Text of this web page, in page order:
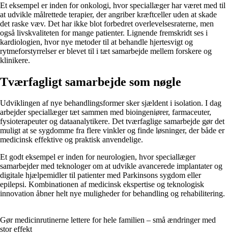
Et eksempel er inden for onkologi, hvor speciallæger har været med til
at udvikle målrettede terapier, der angriber kræftceller uden at skade
det raske væv. Det har ikke blot forbedret overlevelsesraterne, men
også livskvaliteten for mange patienter. Lignende fremskridt ses i
kardiologien, hvor nye metoder til at behandle hjertesvigt og
rytmeforstyrrelser er blevet til i tæt samarbejde mellem forskere og
klinikere.
Tværfagligt samarbejde som nøgle
Udviklingen af nye behandlingsformer sker sjældent i isolation. I dag
arbejder speciallæger tæt sammen med bioingeniører, farmaceuter,
fysioterapeuter og dataanalytikere. Det tværfaglige samarbejde gør det
muligt at se sygdomme fra flere vinkler og finde løsninger, der både er
medicinsk effektive og praktisk anvendelige.
Et godt eksempel er inden for neurologien, hvor speciallæger
samarbejder med teknologer om at udvikle avancerede implantater og
digitale hjælpemidler til patienter med Parkinsons sygdom eller
epilepsi. Kombinationen af medicinsk ekspertise og teknologisk
innovation åbner helt nye muligheder for behandling og rehabilitering.
Gør medicinrutinerne lettere for hele familien – små ændringer med
stor effekt